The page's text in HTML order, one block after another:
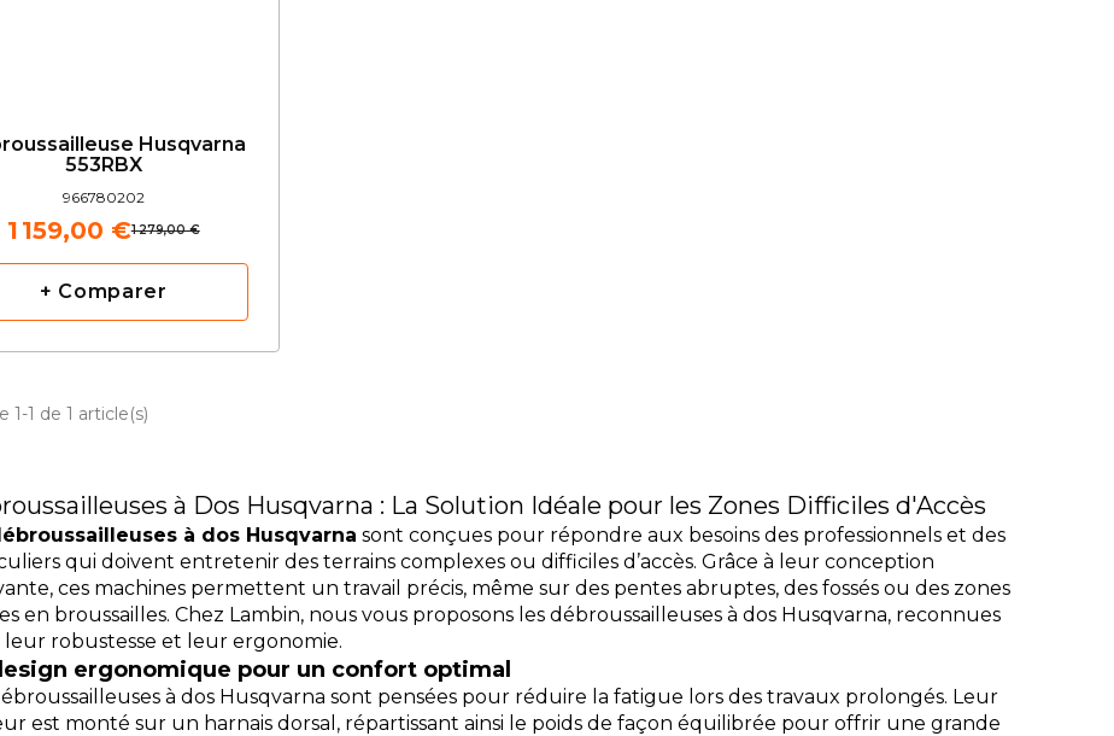
Husqvarna
553RBX
966780202
1 279,00 €
1 159,00 €
+ Comparer
1-1 de 1 article(s)
à Dos Husqvarna : La Solution Idéale pour les Zones Difficiles d'Accès
à dos Husqvarna sont conçues pour répondre aux besoins des professionnels et des
qui doivent entretenir des terrains complexes ou difficiles d’accès. Grâce à leur conception
ces machines permettent un travail précis, même sur des pentes abruptes, des fossés ou des zones
en broussailles. Chez Lambin, nous vous proposons les débroussailleuses à dos Husqvarna, reconnues
robustesse et leur ergonomie.
ergonomique pour un confort optimal
à dos Husqvarna sont pensées pour réduire la fatigue lors des travaux prolongés. Leur
est monté sur un harnais dorsal, répartissant ainsi le poids de façon équilibrée pour offrir une grande